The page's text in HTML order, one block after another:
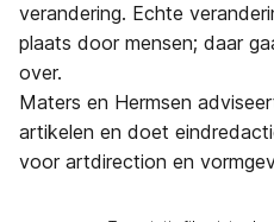
verandering. Echte
plaats door mensen; daar
over.
Maters en Hermsen
artikelen en doet
voor artdirection en